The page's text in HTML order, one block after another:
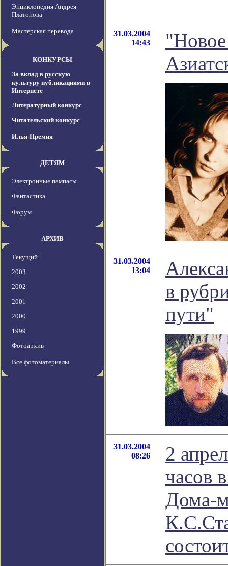
Энциклопедия Андрея
Платонова
Мастерская перевода
КОНКУРСЫ
За вклад в русскую
культуру публикациями в
Интернете
Литературный конкурс
Читательский конкурс
Илья-Премия
ДЕТЯМ
Электронные пампасы
Фантастика
Форум
АРХИВ
Текущий
2003
2002
2001
2000
1999
Фотоархив
Все фотоматериалы
31.03.2004
14:43
31.03.2004
13:04
в
пути"
31.03.2004
08:26
2
часов
Дома-